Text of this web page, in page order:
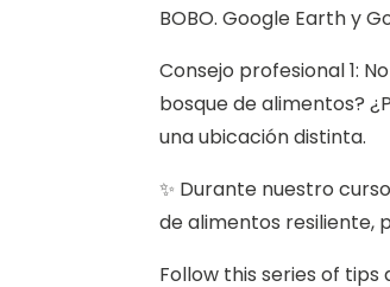
BOBO. Google Earth y
Consejo profesional 1:
bosque de alimentos?
una ubicación distinta.
✨ Durante nuestro
de alimentos resiliente,
Follow this series of